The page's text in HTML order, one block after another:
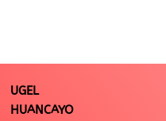
UGEL
HUANCAYO